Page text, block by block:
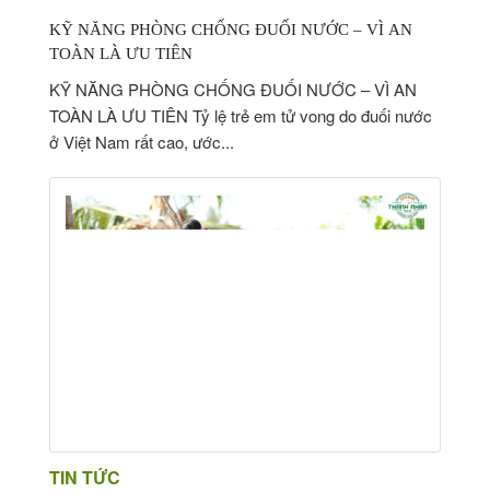
KỸ NĂNG PHÒNG CHỐNG ĐUỐI NƯỚC – VÌ AN
TOÀN LÀ ƯU TIÊN
KỸ NĂNG PHÒNG CHỐNG ĐUỐI NƯỚC – VÌ AN
TOÀN LÀ ƯU TIÊN Tỷ lệ trẻ em tử vong do đuối nước
ở Việt Nam rất cao, ước...
TIN TỨC